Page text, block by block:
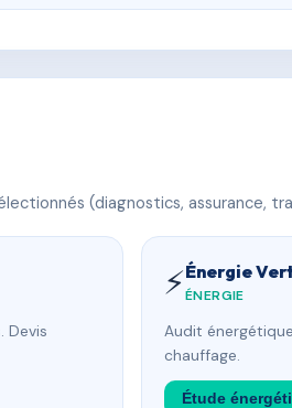
(diagnostics, assurance,
Devis
⚡Énergie
ÉNERGIE
Audit
chauffage.
Étude